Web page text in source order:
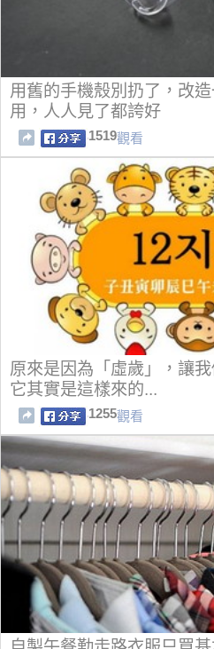
用舊的手機殼別扔了，改
用，人人見了都誇好
1519觀看
原來是因為「虛歲」，讓
它其實是這樣來的...
1255觀看